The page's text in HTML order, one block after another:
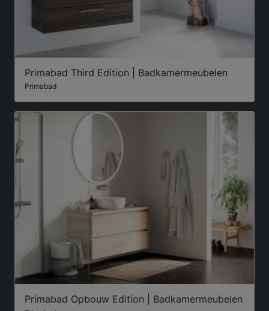
Primabad Third Edition | Badkamermeubelen
Primabad
Primabad Opbouw Edition | Badkamermeubelen